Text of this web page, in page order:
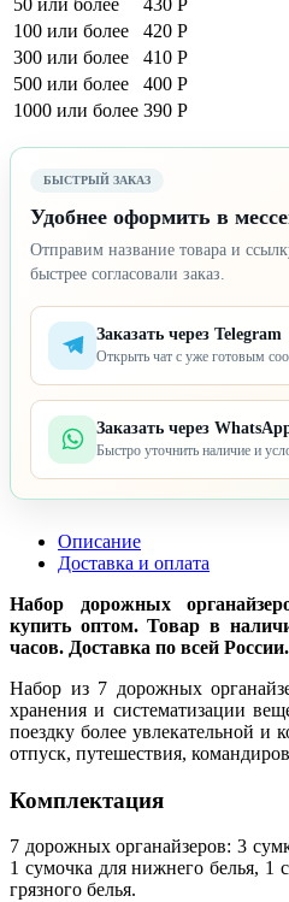
100 или более
420 Р
300 или более
410 Р
500 или более
400 Р
1000 или более 390 Р
БЫСТРЫЙ ЗАКАЗ
Удобнее оформить в
Отправим название товара и
быстрее согласовали заказ.
Заказать через Telegram
Открыть чат с уже готовым
Заказать через
Быстро уточнить наличие и
Описание
Доставка и оплата
Набор дорожных
купить оптом. Товар в
часов. Доставка по всей России.
Набор из 7 дорожных
хранения и систематизации
поездку более увлекательной и
отпуск, путешествия,
Комплектация
7 дорожных органайзеров: 3
1 сумочка для нижнего белья, 1
грязного белья.